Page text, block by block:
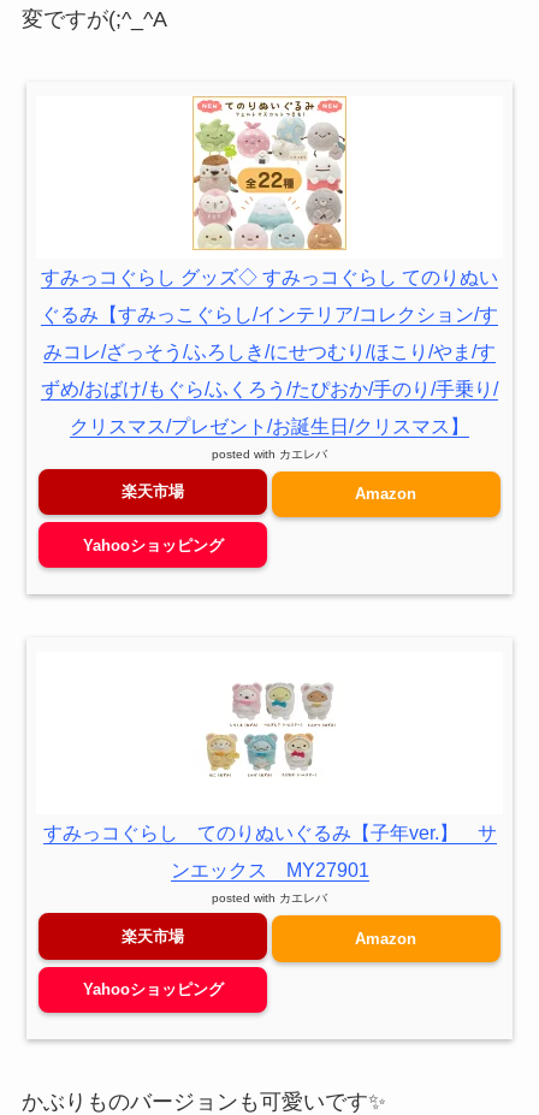
変ですが(;^_^A
すみっコぐらし グッズ◇ すみっコぐらし てのりぬい
ぐるみ【すみっこぐらし/インテリア/コレクション/す
みコレ/ざっそう/ふろしき/にせつむり/ほこり/やま/す
ずめ/おばけ/もぐら/ふくろう/たぴおか/手のり/手乗り/
クリスマス/プレゼント/お誕生日/クリスマス】
posted with カエレバ
楽天市場 Amazon
Yahooショッピング
すみっコぐらし てのりぬいぐるみ【子年ver.】 サ
ンエックス MY27901
posted with カエレバ
楽天市場 Amazon
Yahooショッピング
かぶりものバージョンも可愛いです✨